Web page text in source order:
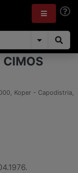
CIMOS
, Koper - Capodistria,